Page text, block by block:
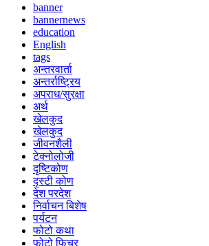
banner
bannernews
education
English
tags
अन्तरवार्ता
अन्तर्राष्ट्रिय
अपराध/सुरक्षा
अर्थ
खेलकुद
खेलकुद
जीवनशैली
टेक्नोलोजी
दृष्टिकोण
दृस्टी कोण
देश परदेश
निर्वाचन बिशेष
पर्यटन
फोटो कथा
फोटो फिचर